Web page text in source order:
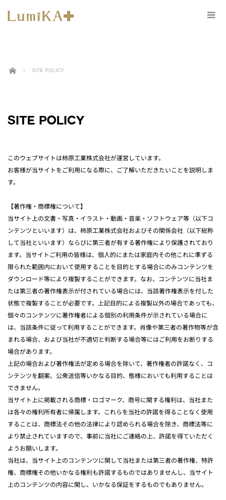
ホーム SITE POLICY
SITE POLICY
このウェブサイトは柿原工業株式会社が運営しています。
お客様が当サイトをご利用になる際に、ご了解いただきたいことを説明しま
す。
【著作権・商標権について】
当サイト上の文書・写真・イラスト・動画・音楽・ソフトウェア等（以下コ
ンテンツといいます）は、柿原工業株式会社およびその関係会社（以下総称
して当社といいます）ならびに第三者が有する著作権により保護されており
ます。当サイトご利用の皆様は、個人的にまたは家庭内その他これに準ずる
限られた範囲内において使用することを目的とする場合にのみコンテンツを
ダウンロード等により複製することができます。なお、コンテンツに当社ま
たは第三者の著作権表示が付されている場合には、当該著作権表示を付した
状態で複製することが必要です。上記目的による複製以外の場合であっても、
個々のコンテンツに著作権者による個別の利用条件が示されている場合に
は、当該条件に従って利用することができます。肖像や第三者の著作物等が含
まれる場合、および当社が不適切と判断する場合等にはご利用をお断りする
場合があります。
上記の場合および著作権法が定める場合を除いて、著作権者の許諾なく、コ
ンテンツを翻案、公衆送信等いかなる目的、態様においても利用することは
できません。
当サイト上に掲載される商標・ロゴマーク、商号に関する権利は、当社また
は各々の権利所有者に帰属します。これらを当社の許諾を得ることなく使用
することは、商標法その他の法律により認められる場合を除き、商標法等に
より禁止されていますので、事前に当社にご連絡の上、許諾を得ていただく
ようお願いします。
当社は、当サイト上のコンテンツに関して当社または第三者の著作権、特許
権、商標権その他いかなる権利も許諾するものではありませんし、当サイト
上のコンテンツの内容に関し、いかなる保証をするものでもありません。